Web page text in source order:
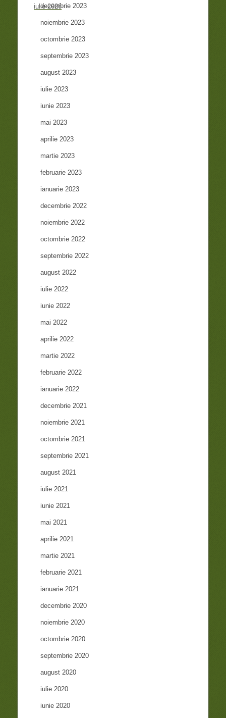
iulie 2026
decembrie 2023
noiembrie 2023
octombrie 2023
septembrie 2023
august 2023
iulie 2023
iunie 2023
mai 2023
aprilie 2023
martie 2023
februarie 2023
ianuarie 2023
decembrie 2022
noiembrie 2022
octombrie 2022
septembrie 2022
august 2022
iulie 2022
iunie 2022
mai 2022
aprilie 2022
martie 2022
februarie 2022
ianuarie 2022
decembrie 2021
noiembrie 2021
octombrie 2021
septembrie 2021
august 2021
iulie 2021
iunie 2021
mai 2021
aprilie 2021
martie 2021
februarie 2021
ianuarie 2021
decembrie 2020
noiembrie 2020
octombrie 2020
septembrie 2020
august 2020
iulie 2020
iunie 2020